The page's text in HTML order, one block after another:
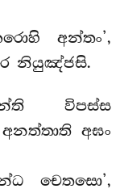
අන්තං’,
නියුඤ්ජසි.
විපස්ස
අඝං
චෙතසො’,